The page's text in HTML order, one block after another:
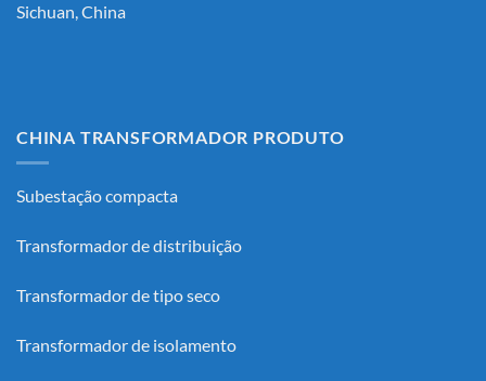
Sichuan, China
CHINA TRANSFORMADOR PRODUTO
Subestação compacta
Transformador de distribuição
Transformador de tipo seco
Transformador de isolamento